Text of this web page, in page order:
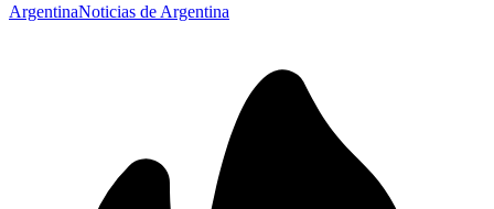
ArgentinaNoticias de Argentina